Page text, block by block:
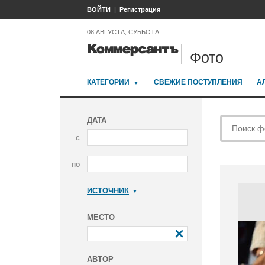
ВОЙТИ Регистрация
08 АВГУСТА, СУББОТА
Фото
КАТЕГОРИИ СВЕЖИЕ ПОСТУПЛЕНИЯ
ДАТА
с
по
ИСТОЧНИК
МЕСТО
АВТОР